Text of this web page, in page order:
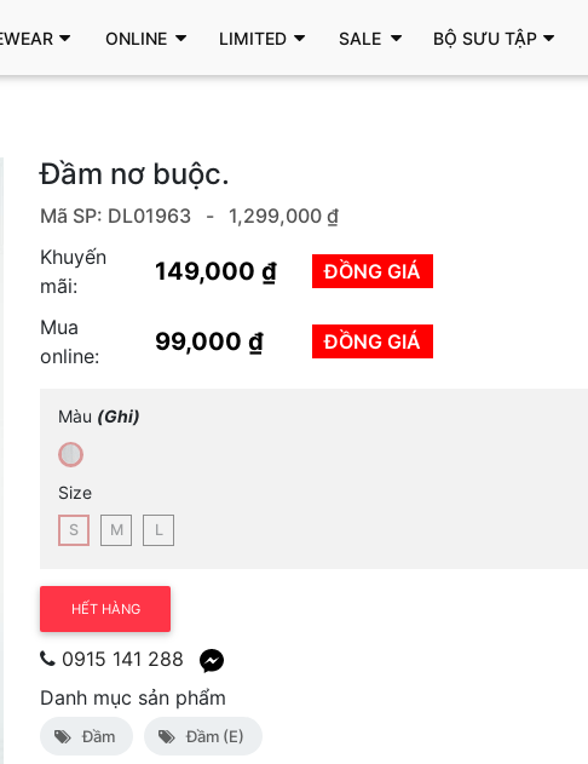
ONLINE LIMITED SALE BỘ SƯU TẬP
Đầm nơ buộc.
Mã SP: DL01963 - 1,299,000 ₫
Khuyến
mãi:
149,000 ₫ ĐỒNG GIÁ
Mua
online:
99,000 ₫ ĐỒNG GIÁ
Màu (Ghi)
Size
S M L
HẾT HÀNG
0915 141 288
Danh mục sản phẩm
Đầm Đầm (E)